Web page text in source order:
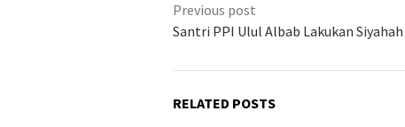
Previous post
Santri PPI Ulul Albab Lakukan Siyahah
RELATED POSTS